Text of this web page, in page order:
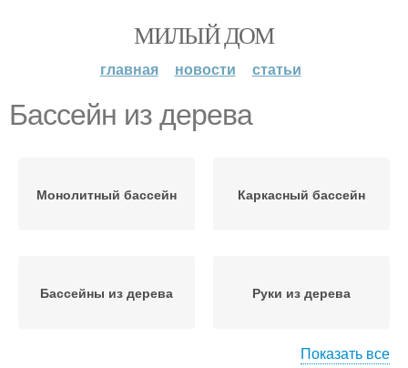
МИЛЫЙ ДОМ
главная новости статьи
Бассейн из дерева
Монолитный бассейн Каркасный бассейн
Бассейны из дерева Руки из дерева
Показать все